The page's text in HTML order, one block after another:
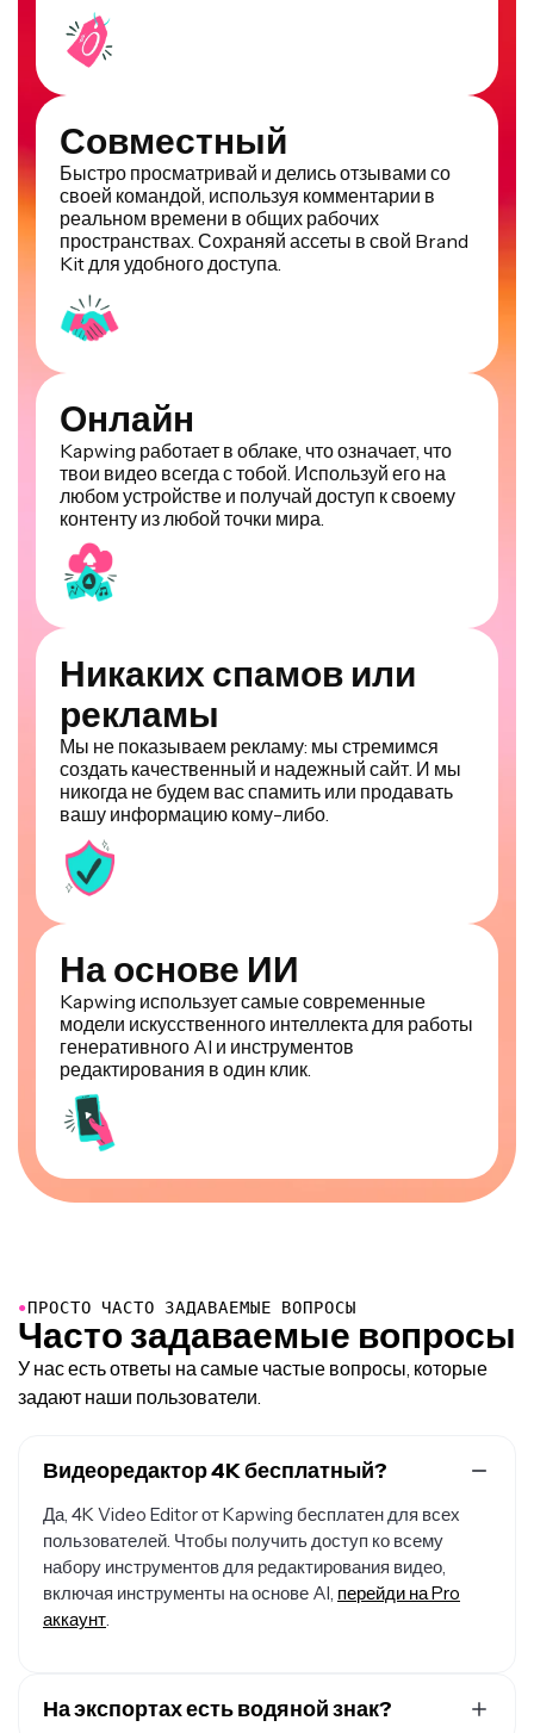
Совместный
Быстро просматривай и делись отзывами со
своей командой, используя комментарии в
реальном времени в общих рабочих
пространствах. Сохраняй ассеты в свой Brand
Kit для удобного доступа.
Онлайн
Kapwing работает в облаке, что означает, что
твои видео всегда с тобой. Используй его на
любом устройстве и получай доступ к своему
контенту из любой точки мира.
Никаких спамов или
рекламы
Мы не показываем рекламу: мы стремимся
создать качественный и надежный сайт. И мы
никогда не будем вас спамить или продавать
вашу информацию кому-либо.
На основе ИИ
Kapwing использует самые современные
модели искусственного интеллекта для работы
генеративного AI и инструментов
редактирования в один клик.
● ПРОСТО ЧАСТО ЗАДАВАЕМЫЕ ВОПРОСЫ
Часто задаваемые вопросы
У нас есть ответы на самые частые вопросы, которые
задают наши пользователи.
Видеоредактор 4K бесплатный?
Да, 4K Video Editor от Kapwing бесплатен для всех
пользователей. Чтобы получить доступ ко всему
набору инструментов для редактирования видео,
включая инструменты на основе AI, перейди на Pro
аккаунт.
На экспортах есть водяной знак?